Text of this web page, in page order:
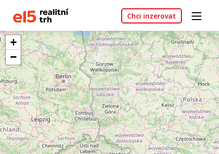
Chci inzerovat
+
−